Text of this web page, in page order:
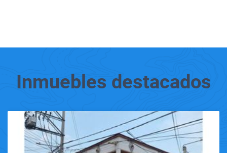
Inmuebles destacados